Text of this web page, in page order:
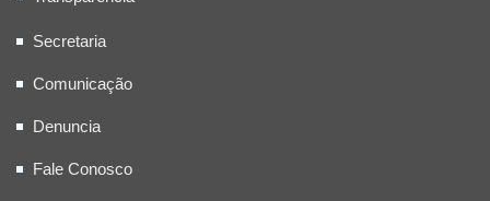
Secretaria
Comunicação
Denuncia
Fale Conosco